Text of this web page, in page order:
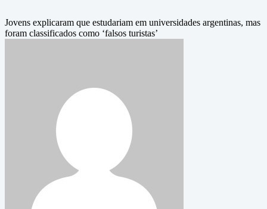
Jovens explicaram que estudariam em universidades argentinas, mas
foram classificados como ‘falsos turistas’